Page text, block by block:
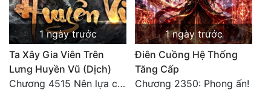
1 ngày trước
Ta Xây Gia Viên Trên
Lưng Huyền Vũ (Dịch)
Chương 4515 Nên lựa chọn như thế nào?
1 ngày trước
Điên Cuồng Hệ Thống
Tăng Cấp
Chương 2350: Phong ấn!